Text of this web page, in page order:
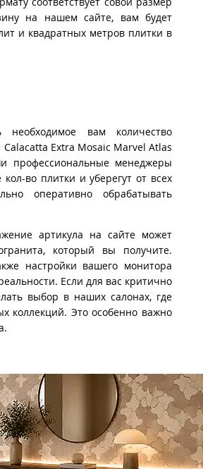
на нашем сайте, вам будет
и квадратных метров плитки в
необходимое вам количество
Extra Mosaic Marvel Atlas
профессиональные менеджеры
во плитки и уберегут от всех
оперативно обрабатывать
артикула на сайте может
который вы получите.
настройки вашего монитора
Если для вас критично
выбор в наших салонах, где
коллекций. Это особенно важно